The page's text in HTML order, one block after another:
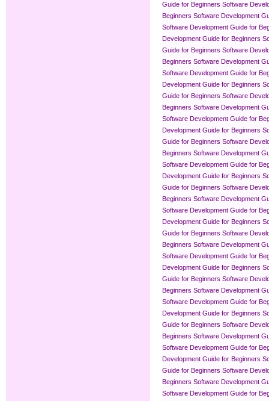
Guide for Beginners Software
Beginners Software Development
Software Development Guide for
Development Guide for Beginners
Guide for Beginners Software
Beginners Software Development
Software Development Guide for
Development Guide for Beginners
Guide for Beginners Software
Beginners Software Development
Software Development Guide for
Development Guide for Beginners
Guide for Beginners Software
Beginners Software Development
Software Development Guide for
Development Guide for Beginners
Guide for Beginners Software
Beginners Software Development
Software Development Guide for
Development Guide for Beginners
Guide for Beginners Software
Beginners Software Development
Software Development Guide for
Development Guide for Beginners
Guide for Beginners Software
Beginners Software Development
Software Development Guide for
Development Guide for Beginners
Guide for Beginners Software
Beginners Software Development
Software Development Guide for
Development Guide for Beginners
Guide for Beginners Software
Beginners Software Development
Software Development Guide for